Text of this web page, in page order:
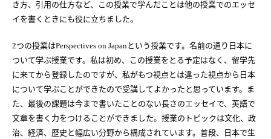
き方、引用の仕方など、この授業で学んだことは他の授業でのエッセ
イを書くときにも役に立ちました。
2つの授業はPerspectives on Japanという授業です。名前の通り日本に
ついて学ぶ授業です。私は初め、この授業をとる予定はなく、留学先
に来てから登録したのですが、私がもつ視点とは違った視点から日本
について学ぶことができたので受講してよかったと思っています。ま
た、最後の課題は今まで書いたことのない長さのエッセイで、英語で
文章を書く力をつけることができました。授業のトピックは文化、政
治、経済、歴史と幅広い分野から構成されています。普段、日本で生